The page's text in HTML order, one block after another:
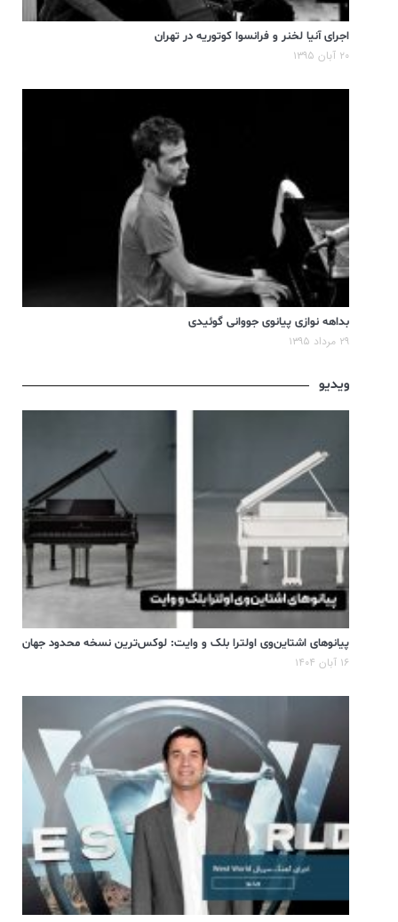
اجرای آنیا لخنر و فرانسوا کوتوریه در تهران
۲۰ آبان ۱۳۹۵
بداهه نوازی پیانوی جووانی گوئیدی
۲۹ مرداد ۱۳۹۵
ویدیو
پیانوهای اشتاین‌وی اولترا بلک و وایت: لوکس‌ترین نسخه محدود جهان
۱۶ آبان ۱۴۰۴